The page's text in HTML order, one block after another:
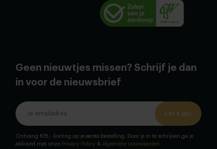
Geen nieuwtjes missen? Schrijf je dan
in voor de nieuwsbrief
Let's go!
Ontvang €15,- korting op je eerste bestelling. Door je in te schrijven ga je
akkoord met onze Privacy Policy & Algemene voorwaarden.